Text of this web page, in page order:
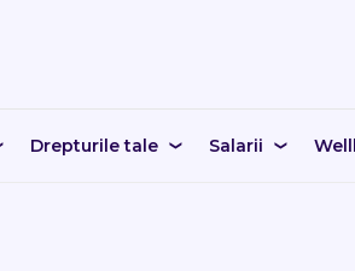
Drepturile tale Salarii